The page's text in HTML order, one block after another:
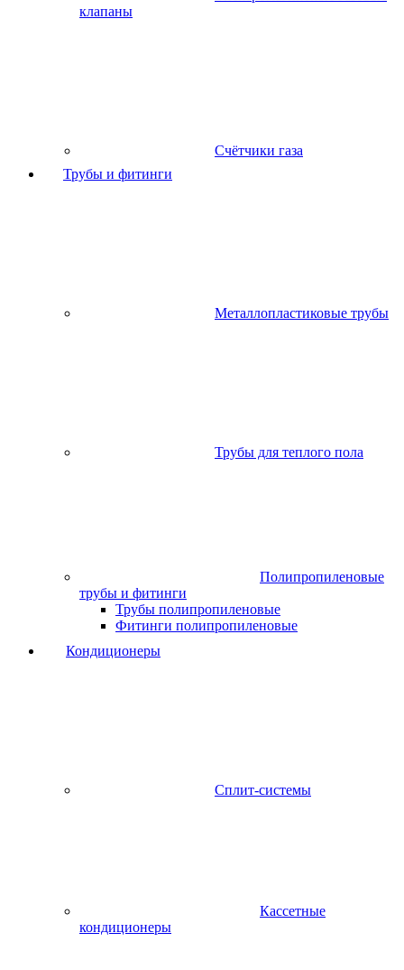
клапаны
Счётчики газа
Трубы и фитинги
Металлопластиковые трубы
Трубы для теплого пола
Полипропиленовые
трубы и фитинги
Трубы полипропиленовые
Фитинги полипропиленовые
Кондиционеры
Сплит-системы
Кассетные
кондиционеры